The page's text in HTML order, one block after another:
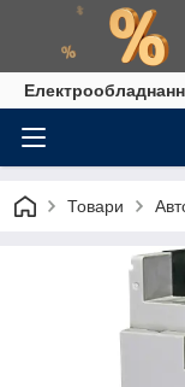
Товари